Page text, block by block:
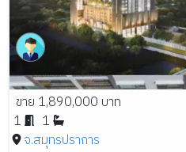
ขาย 1,890,000 บาท
1
1
จ.สมุทรปราการ